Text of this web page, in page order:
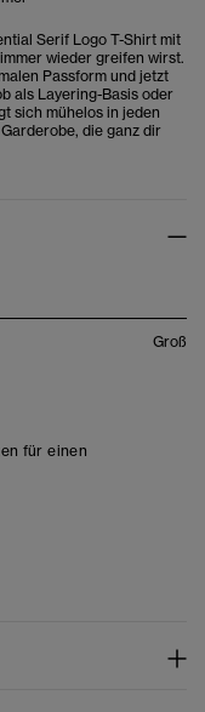
Serif Logo T-Shirt mit
wieder greifen wirst.
Passform und jetzt
als Layering-Basis oder
sich mühelos in jeden
die ganz dir
Groß
für einen